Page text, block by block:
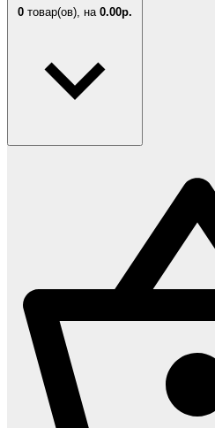
0 товар(ов), на 0.00р.